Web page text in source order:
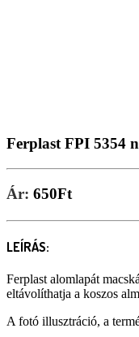
Ferplast FPI 5354
Ár: 650Ft
LEÍRÁS:
Ferplast alomlapát
eltávolíthatja a koszos
A fotó illusztráció, a